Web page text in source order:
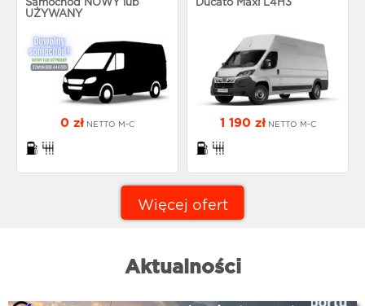
Samochód NOWY lub
UŻYWANY
0 zł NETTO M-C
Ducato Maxi L4H3
1 190 złNETTO M-C
Więcej ofert
Aktualności